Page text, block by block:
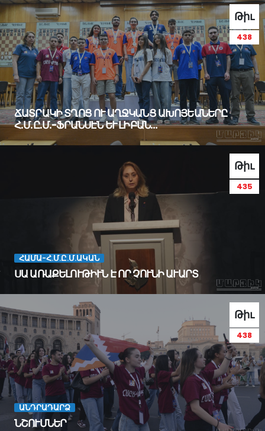
Թիւ
438
ՃԱՏՐԱԿԻ ՏՂՈՑ ՈՒ ԱՂՋԿԱՆՑ ԱԽՈՅԵԱՆԵՐԸ
Հ.Մ.Ը.Մ.-ՖՐԱՆՍԷՆ ԵՒ ԼԻԲԱՆ…
Թիւ
435
ՀԱՄԱ-Հ.Մ.Ը.Մ.ԱԿԱՆ
ՍԱ ԱՌԱՔԵԼՈՒԹԻՒՆ Է ՈՐ ՉՈՒՆԻ ԱՒԱՐՏ
Թիւ
438
ԱՆԴՐԱԴԱՐՁ
ՆՇՈՒՄՆԵՐ